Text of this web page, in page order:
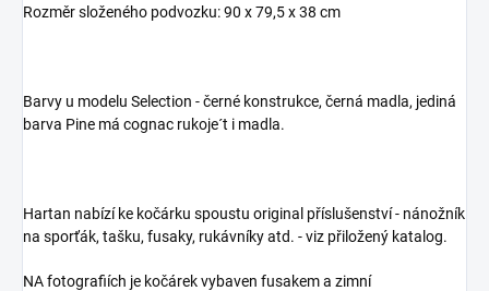
Rozměr složeného podvozku: 90 x 79,5 x 38 cm
Barvy u modelu Selection - černé konstrukce, černá madla, jediná
barva Pine má cognac rukoje´t i madla.
Hartan nabízí ke kočárku spoustu original příslušenství - nánožník
na sporťák, tašku, fusaky, rukávníky atd. - viz přiložený katalog.
NA fotografiích je kočárek vybaven fusakem a zimní